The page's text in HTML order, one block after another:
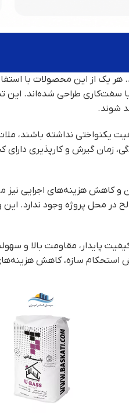
یک از این محصولات با
سفت‌کاری طراحی شده‌اند. این
شوند.
نداشته باشند،
گیرش و کارپذیری دارای
و کاهش هزینه‌های اجرایی
محل پروژه وجود ندارد. این
پایدار، مقاومت بالا و
استحکام سازه، کاهش